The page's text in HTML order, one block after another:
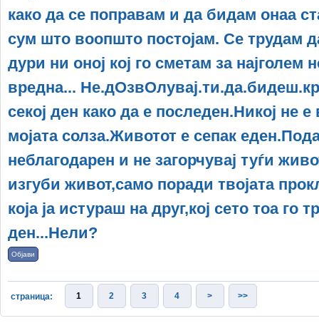
како да се поправам и да бидам онаа
сум што воопшто постојам. Се трудам
дури ни оној кој го сметам за најголем
вредна...
секој ден како да е последен.Никој не
мојата солза.Животот е сепак
неблагодарен и не загорчувај туѓи
изгуби живот,само поради твојата
која ја истураш на друг,кој сето тоа го
ден...Нели?
Објави
страница: 1 2 3 4 > >>